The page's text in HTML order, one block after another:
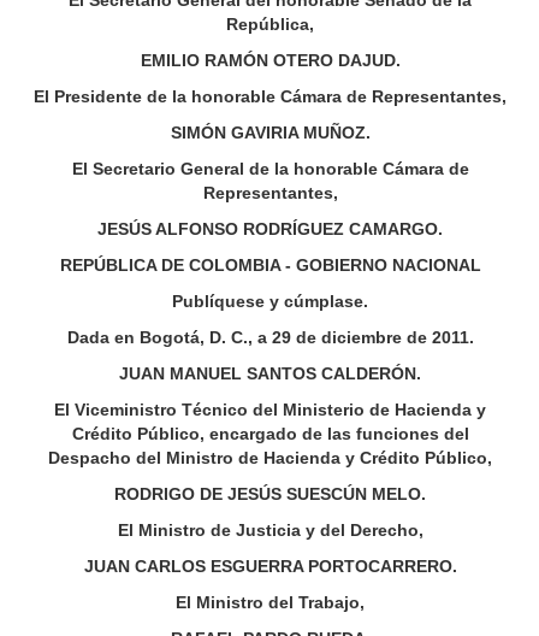
República,
EMILIO RAMÓN OTERO DAJUD.
El Presidente de la honorable Cámara de Representantes,
SIMÓN GAVIRIA MUÑOZ.
El Secretario General de la honorable Cámara de
Representantes,
JESÚS ALFONSO RODRÍGUEZ CAMARGO.
REPÚBLICA DE COLOMBIA - GOBIERNO NACIONAL
Publíquese y cúmplase.
Dada en Bogotá, D. C., a 29 de diciembre de 2011.
JUAN MANUEL SANTOS CALDERÓN.
El Viceministro Técnico del Ministerio de Hacienda y
Crédito Público, encargado de las funciones del
Despacho del Ministro de Hacienda y Crédito Público,
RODRIGO DE JESÚS SUESCÚN MELO.
El Ministro de Justicia y del Derecho,
JUAN CARLOS ESGUERRA PORTOCARRERO.
El Ministro del Trabajo,